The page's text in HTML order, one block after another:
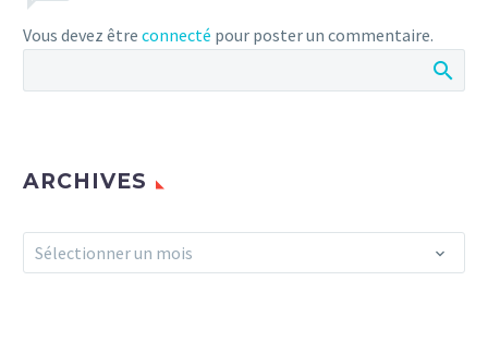
Vous devez être connecté pour poster un commentaire.
ARCHIVES
Archives
Sélectionner un mois